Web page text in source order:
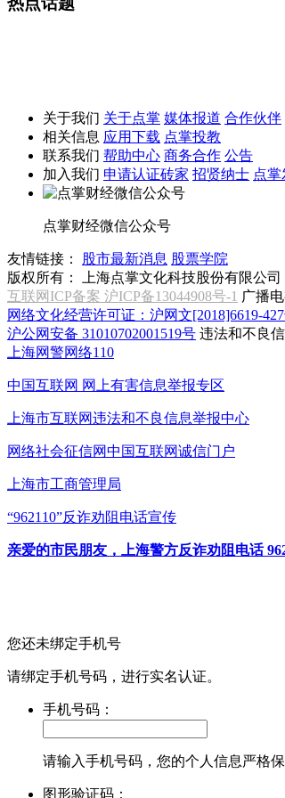
关于我们 关于点掌 媒体报道 合作伙伴
相关信息 应用下载 点掌投教
联系我们 帮助中心 商务合作 公告
加入我们 申请认证砖家 招贤纳士 点
点掌财经微信公众号
友情链接： 股市最新消息 股票学院
版权所有：
上海点掌文化科技股份有限公司
互联网ICP备案 沪ICP备13044908号-1 广播
网络文化经营许可证：沪网文[2018]6619-
沪公网安备 31010702001519号 违法和不良
上海网警网络110
中国互联网 网上有害信息举报专区
上海市互联网违法和不良信息举报中心
网络社会征信网中国互联网诚信门户
上海市工商管理局
“962110”反诈劝阻电话宣传
亲爱的市民朋友，上海警方反诈劝阻电话
您还未绑定手机号
请绑定手机号码，进行实名认证。
手机号码：
请输入手机号码，您的个人信息严格
图形验证码：